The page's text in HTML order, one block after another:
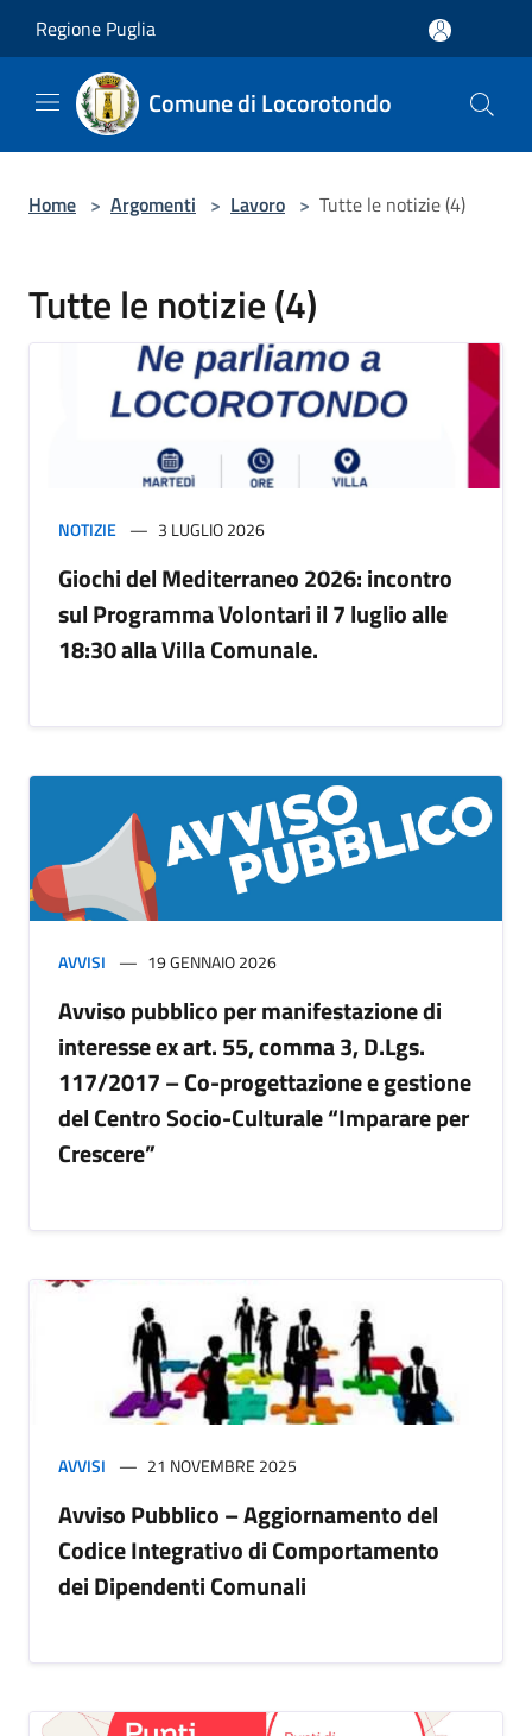
Regione Puglia
Comune di Locorotondo
Home > Argomenti > Lavoro > Tutte le notizie (4)
Tutte le notizie (4)
NOTIZIE 3 LUGLIO 2026
Giochi del Mediterraneo 2026: incontro
sul Programma Volontari il 7 luglio alle
18:30 alla Villa Comunale.
AVVISI 19 GENNAIO 2026
Avviso pubblico per manifestazione di
interesse ex art. 55, comma 3, D.Lgs.
117/2017 – Co-progettazione e gestione
del Centro Socio-Culturale “Imparare per
Crescere”
AVVISI 21 NOVEMBRE 2025
Avviso Pubblico – Aggiornamento del
Codice Integrativo di Comportamento
dei Dipendenti Comunali